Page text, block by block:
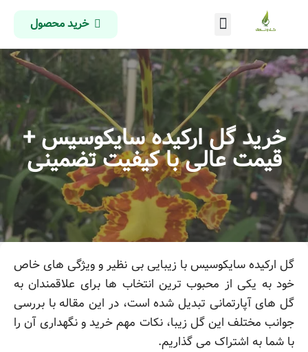
خرید محصول
خرید گل ارکیده سایکوسیس +
قیمت عالی با کیفیت تضمینی
گل ارکیده سایکوسیس با زیبایی بی نظیر و ویژگی های خاص
خود به یکی از محبوب ترین انتخاب ها برای علاقمندان به
گل های آپارتمانی تبدیل شده است، در این مقاله با بررسی
جوانب مختلف این گل زیبا، نکات مهم خرید و نگهداری آن را
با شما به اشتراک می گذاریم.